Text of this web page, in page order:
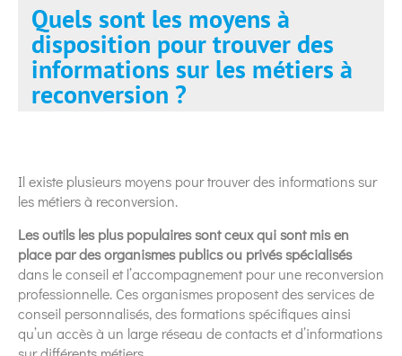
Quels sont les moyens à
disposition pour trouver des
informations sur les métiers à
reconversion ?
Il existe plusieurs moyens pour trouver des informations sur
les métiers à reconversion.
Les outils les plus populaires sont ceux qui sont mis en
place par des organismes publics ou privés spécialisés
dans le conseil et l’accompagnement pour une reconversion
professionnelle. Ces organismes proposent des services de
conseil personnalisés, des formations spécifiques ainsi
qu’un accès à un large réseau de contacts et d’informations